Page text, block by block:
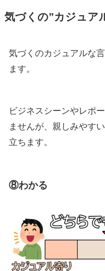
気づくの”カジュア
気づくのカジュアルな
ます。
ビジネスシーンやレポ
ませんが、親しみやす
立ちます。
⑧わかる